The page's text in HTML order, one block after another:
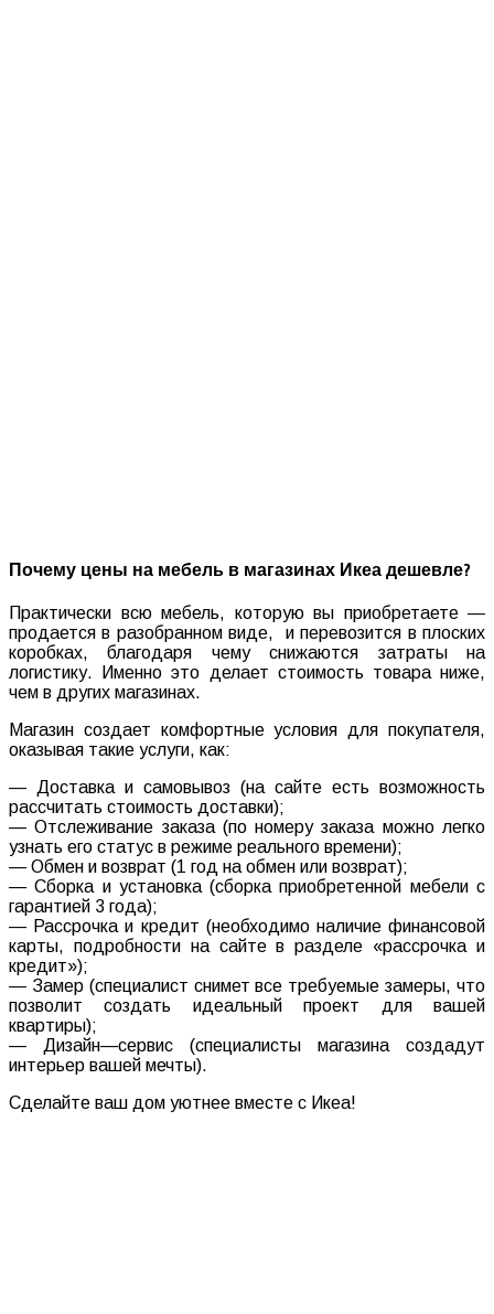
Почему цены на мебель в магазинах Икеа дешевле?
Практически всю мебель, которуювы приобретаете —
продается в разобранном виде, и перевозится в плоских
коробках,благодаря чему снижаются затраты
на
логистику. Именно это делает стоимость товара ниже,
чем в других магазинах.
Магазин создает комфортные условия для покупателя,
оказывая такие услуги, как:
— Доставка и самовывоз (на сайте есть возможность
рассчитать стоимость доставки);
—Отслеживание заказа(по номеру заказа можно легко
узнать его статус в режиме реального времени);
— Обмен и возврат (1 год на обмен или возврат);
—Сборка и установка(сборка приобретенной мебели с
гарантией 3 года);
— Рассрочка и кредит (необходимо наличие финансовой
карты, подробности на сайте в разделе «рассрочка и
кредит»);
— Замер(специалист снимет все требуемые замеры,что
позволит
создать идеальный проект для
вашей
квартиры);
— Дизайн—сервис (специалисты магазина
создадут
интерьер вашей мечты).
Сделайте ваш дом уютнее вместе с Икеа!